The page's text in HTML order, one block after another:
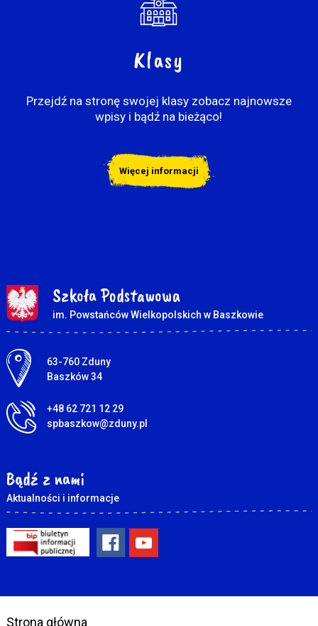
Klasy
Przejdź na stronę swojej klasy zobacz najnowsze
wpisy i bądź na bieżąco!
Więcej informacji
Szkoła Podstawowa
im. Powstańców Wielkopolskich w Baszkowie
Adres pocztowy:
63-760 Zduny
Baszków 34
+48 62 721 12 29
spbaszkow@zduny.pl
Bądź z nami
Aktualności i informacje
Strona główna